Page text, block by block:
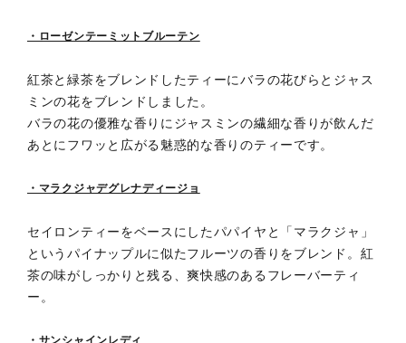
・ローゼンテーミットブルーテン
紅茶と緑茶をブレンドしたティーにバラの花びらとジャス
ミンの花をブレンドしました。
バラの花の優雅な香りにジャスミンの繊細な香りが飲んだ
あとにフワッと広がる魅惑的な香りのティーです。
・マラクジャデグレナディージョ
セイロンティーをベースにしたパパイヤと「マラクジャ」
というパイナップルに似たフルーツの香りをブレンド。紅
茶の味がしっかりと残る、爽快感のあるフレーバーティ
ー。
・サンシャインレディ